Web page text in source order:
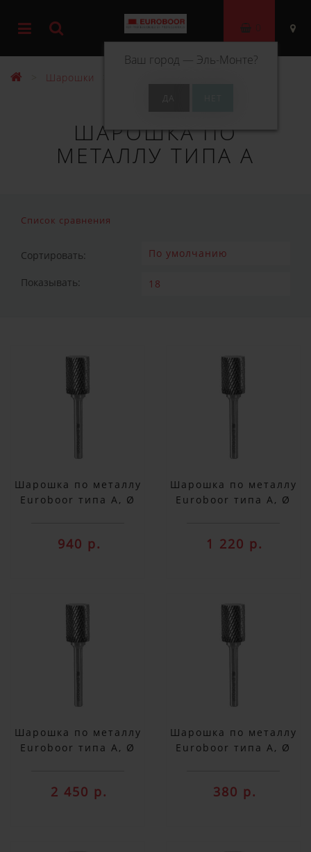
Ваш город — Эль-Монте?
0
Шарошки
ШАРОШКА ПО
МЕТАЛЛУ ТИПА А
Список сравнения
Сортировать:
Показывать:
Шарошка по металлу
Euroboor типа А, Ø
940 р.
Шарошка по металлу
Euroboor типа А, Ø
1 220 р.
Шарошка по металлу
Euroboor типа А, Ø
2 450 р.
Шарошка по металлу
Euroboor типа А, Ø
380 р.